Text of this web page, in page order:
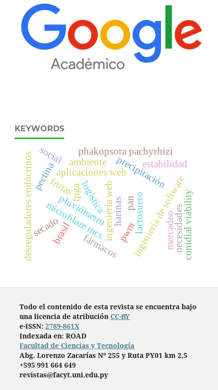
KEYWORDS
ingeniería de software
ingeniería web
aplicaciones webprecipitación
pluviómetro
pwm
fpga
microblaze mcs lactosuero
pectina estabilidad
fármacos
desreguladores endócrinos brasil conidial viability
phakopsora pachyrhizi
frutas
secado
harinas pan
mercadeo
logística
ambiente
necesidades
social
Todo el contenido de esta revista se encuentra bajo
una licencia de atribución CC-BY
e-ISSN: 2789-861X
Indexada en: ROAD
Facultad de Ciencias y Tecnología
Abg. Lorenzo Zacarías Nº 255 y Ruta PY01 km 2,5
+595 991 664 649
revistas@facyt.uni.edu.py